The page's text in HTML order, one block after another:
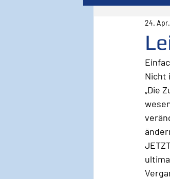
Sicherheit
Wirken,
24.
Nicht
„Die